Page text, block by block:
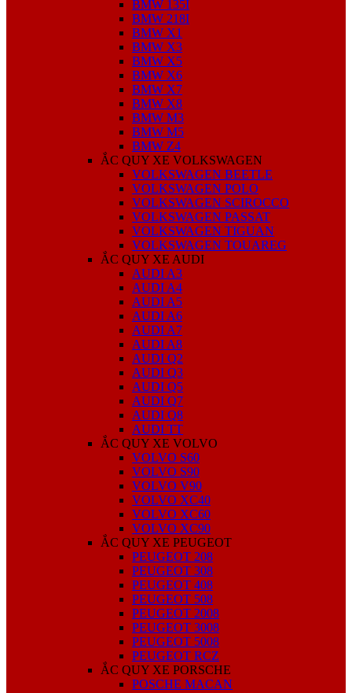
BMW 135I
BMW 218I
BMW X1
BMW X3
BMW X5
BMW X6
BMW X7
BMW X8
BMW M3
BMW M5
BMW Z4
ẮC QUY XE VOLKSWAGEN
VOLKSWAGEN BEETLE
VOLKSWAGEN POLO
VOLKSWAGEN SCIROCCO
VOLKSWAGEN PASSAT
VOLKSWAGEN TIGUAN
VOLKSWAGEN TOUAREG
ẮC QUY XE AUDI
AUDI A3
AUDI A4
AUDI A5
AUDI A6
AUDI A7
AUDI A8
AUDI Q2
AUDI Q3
AUDI Q5
AUDI Q7
AUDI Q8
AUDI TT
ẮC QUY XE VOLVO
VOLVO S60
VOLVO S90
VOLVO V90
VOLVO XC40
VOLVO XC60
VOLVO XC90
ẮC QUY XE PEUGEOT
PEUGEOT 208
PEUGEOT 308
PEUGEOT 408
PEUGEOT 508
PEUGEOT 2008
PEUGEOT 3008
PEUGEOT 5008
PEUGEOT RCZ
ẮC QUY XE PORSCHE
POSCHE MACAN